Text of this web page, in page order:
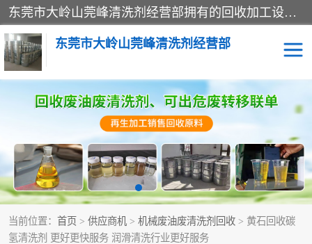
东莞市大岭山莞峰清洗剂经营部拥有的回收加工设备，大量废油回收、废清洗剂回收、废溶剂油回收、机械废油废清洗剂回收、废碳氢回收、碳氢液压油回收、碳氢二氯回收等废清洗剂处理；我们只是提供废旧化工原料的循环使用存放点，执行正规的存放，有正规的回收资质处理。同时我们公司批发零售回收级清洗剂，脱模油再生基础油，质量保证。
东莞市大岭山莞峰清洗剂经营部
当前位置： 首页 > 供应商机 > 机械废油废清洗剂回收 > 黄石回收碳
氢清洗剂 更好更快服务 润滑清洗行业更好服务
废清洗剂回收
废溶剂油回收 机械废油废清洗剂回收
废碳氢回收 碳氢液压油回收
碳氢二氯回收 回收废三四氯乙烯